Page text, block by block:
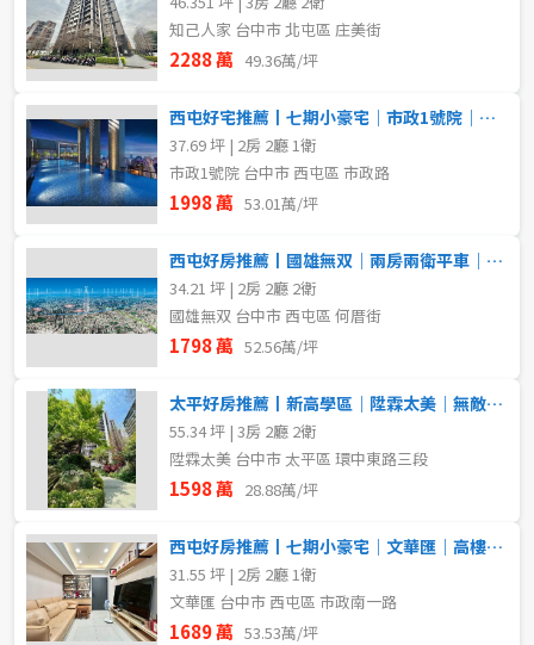
知己人家 台中市 北屯區 庄美街
2288 萬 49.36萬/坪
西屯好宅推薦丨七期小豪宅｜市政1號院｜大兩房平車｜帝王視野戶
37.69 坪 | 2房 2廳 1衛
市政1號院 台中市 西屯區 市政路
1998 萬 53.01萬/坪
西屯好房推薦丨國雄無双｜兩房兩衛平車｜高樓無限視野戶
34.21 坪 | 2房 2廳 2衛
國雄無双 台中市 西屯區 何厝街
1798 萬 52.56萬/坪
太平好房推薦丨新高學區｜陞霖太美｜無敵視野戶
55.34 坪 | 3房 2廳 2衛
陞霖太美 台中市 太平區 環中東路三段
1598 萬 28.88萬/坪
西屯好房推薦丨七期小豪宅｜文華匯｜高樓精裝兩房平車視野戶
31.55 坪 | 2房 2廳 1衛
文華匯 台中市 西屯區 市政南一路
1689 萬 53.53萬/坪